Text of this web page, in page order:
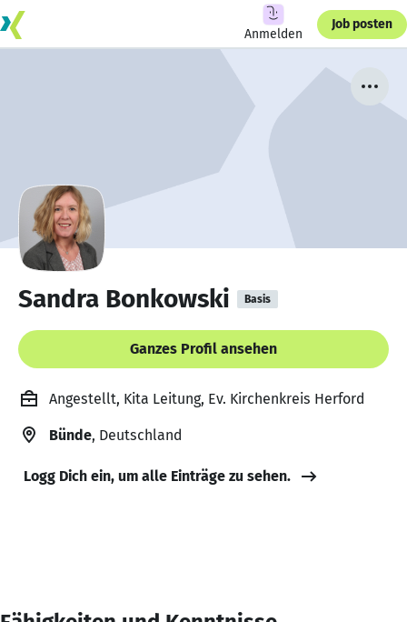
Anmelden
Job posten
Sandra Bonkowski Basis
Ganzes Profil ansehen
Angestellt, Kita Leitung, Ev. Kirchenkreis Herford
Bünde, Deutschland
Logg Dich ein, um alle Einträge zu sehen.